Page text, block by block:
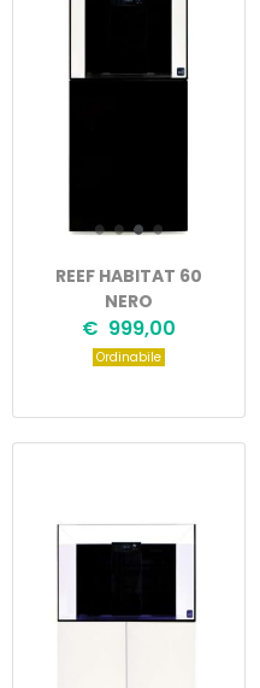
REEF HABITAT 60
NERO
€ 999,00
Ordinabile